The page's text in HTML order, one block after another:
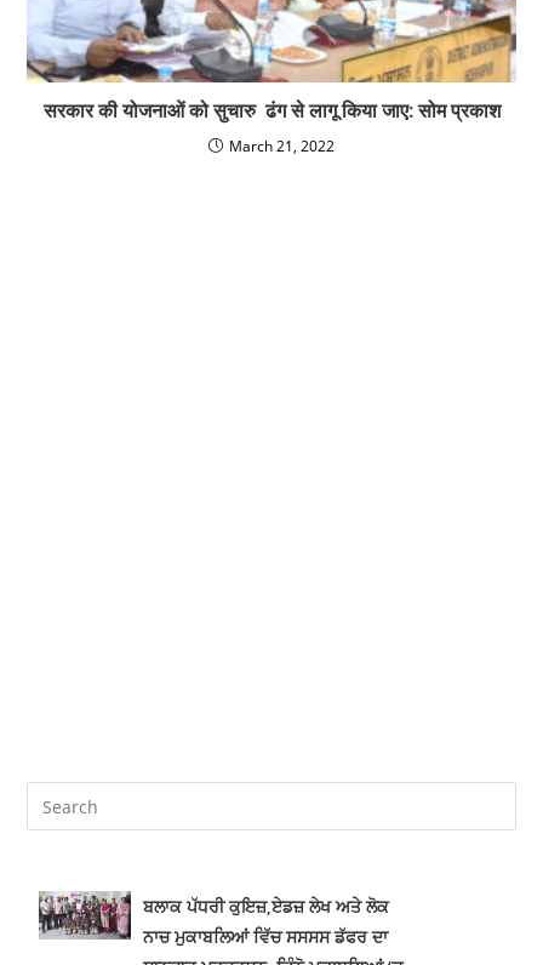
सरकार की योजनाओं को सुचारु ढंग से लागू किया जाए: सोम प्रकाश
March 21, 2022
ਬਲਾਕ ਪੱਧਰੀ ਕੁਇਜ਼,ਏਡਜ਼ ਲੇਖ ਅਤੇ ਲੋਕ
ਨਾਚ ਮੁਕਾਬਲਿਆਂ ਵਿੱਚ ਸਸਸਸ ਡੱਫਰ ਦਾ